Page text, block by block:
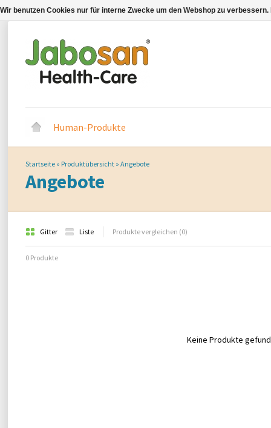
Human-Produkte
Startseite » Produktübersicht » Angebote
Angebote
Gitter Liste Produkte vergleichen (0)
0 Produkte
Keine Produkte
Wir benutzen Cookies nur für interne Zwecke um den Webshop zu